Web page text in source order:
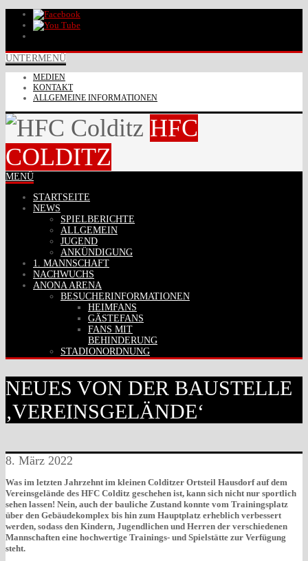
UNTERMENÜ
MEDIEN
KONTAKT
ALLGEMEINE INFORMATIONEN
HFC
COLDITZ
MENÜ
STARTSEITE
NEWS
SPIELBERICHTE
ALLGEMEIN
JUGEND
ANKÜNDIGUNG
1. MANNSCHAFT
NACHWUCHS
ANONA ARENA
BESUCHERINFORMATIONEN
HEIMFANS
GÄSTEFANS
FANS MIT
BEHINDERUNG
STADIONORDNUNG
NEUES VON DER BAUSTELLE
‚VEREINSGELÄNDE‘
8. März 2022
Was im letzten Jahrzehnt im kleinen Colditzer Ortsteil Hausdorf auf dem
Vereinsgelände des HFC Colditz geschehen ist, kann sich nicht nur sportlich
sehen lassen! Nein, auch der bauliche Zustand konnte vom Trainingsplatz
über den Gebäudekomplex bis hin zum Hauptplatz erheblich verbessert
werden, sodass den Kindern, Jugendlichen und Herren der verschiedenen
Mannschaften eine hochwertige Trainings- und Spielstätte zur Verfügung
steht.